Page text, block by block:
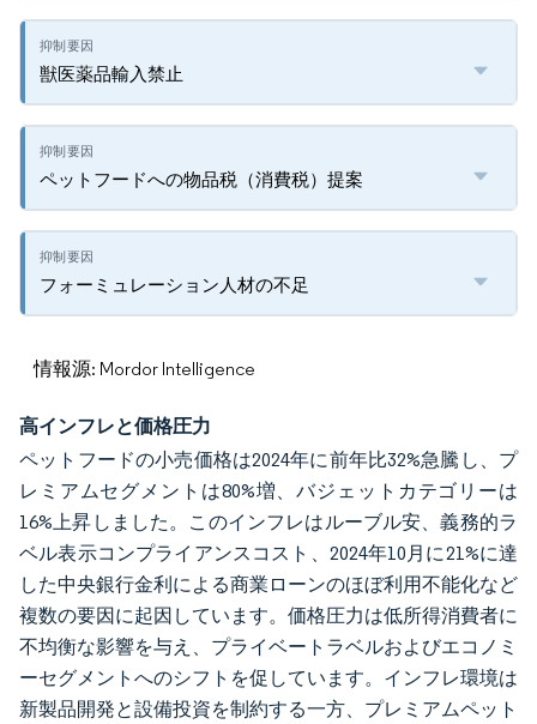
獣医薬品輸入禁止
ペットフードへの物品税（消費税）提案
フォーミュレーション人材の不足
情報源: Mordor Intelligence
高インフレと価格圧力
ペットフードの小売価格は2024年に前年比32%急騰し、プ
レミアムセグメントは80%増、バジェットカテゴリーは
16%上昇しました。このインフレはルーブル安、義務的ラ
ベル表示コンプライアンスコスト、2024年10月に21%に達
した中央銀行金利による商業ローンのほぼ利用不能化など
複数の要因に起因しています。価格圧力は低所得消費者に
不均衡な影響を与え、プライベートラベルおよびエコノミ
ーセグメントへのシフトを促しています。インフレ環境は
新製品開発と設備投資を制約する一方、プレミアムペット